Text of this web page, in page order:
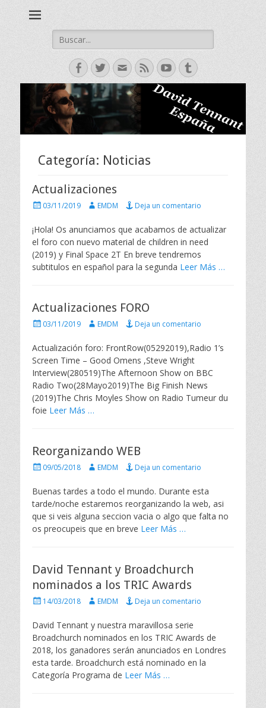
Spanish Fan Club
Buscar:
Facebook
TwitterCorreo
electrónico
Feed YouTubeTumblr
Categoría: Noticias
Actualizaciones
P
b
l
i
c
a
e
l
03/11/2019
A
t
r
EMDM Deja un comentario
¡Hola! Os anunciamos que acabamos de actualizar
el foro con nuevo material de children in need
(2019) y Final Space 2T En breve tendremos
subtitulos en español para la segunda Leer Más …
Actualizaciones FORO
P
b
l
i
c
a
d
o
03/11/2019
A
t
EMDM Deja un comentario
Actualización foro: FrontRow(05292019),Radio 1’s
Screen Time – Good Omens ,Steve Wright
Interview(280519)The Afternoon Show on BBC
Radio Two(28Mayo2019)The Big Finish News
(2019)The Chris Moyles Show on Radio Tumeur du
foie Leer Más …
Reorganizando WEB
P
b
l
i
c
a
e
l
09/05/2018
A
t
o
r
EMDM Deja un comentario
Buenas tardes a todo el mundo. Durante esta
tarde/noche estaremos reorganizando la web, asi
que si veis alguna seccion vacia o algo que falta no
os preocupeis que en breve Leer Más …
David Tennant y Broadchurch
nominados a los TRIC Awards
P
b
l
i
c
a
d
14/03/2018
A
t
o
r
EMDM Deja un comentario
David Tennant y nuestra maravillosa serie
Broadchurch nominados en los TRIC Awards de
2018, los ganadores serán anunciados en Londres
esta tarde. Broadchurch está nominado en la
Categoría Programa de Leer Más …